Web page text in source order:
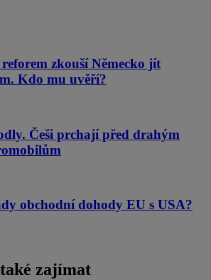
zkouší Německo jít
Kdo mu uvěří?
Češi prchají před drahým
obchodní dohody EU s USA?
zajímat